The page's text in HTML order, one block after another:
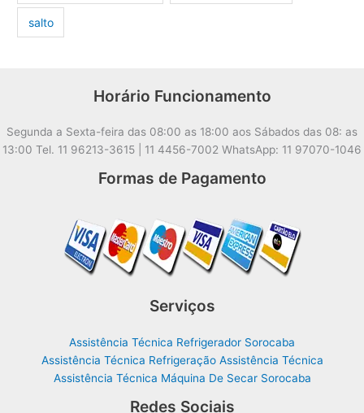
salto
Horário Funcionamento
Segunda a Sexta-feira das 08:00 as 18:00 aos Sábados das 08: as
13:00 Tel. 11 96213-3615 | 11 4456-7002 WhatsApp: 11 97070-1046
Formas de Pagamento
Serviços
Assistência Técnica Refrigerador Sorocaba
Assistência Técnica Refrigeração Assistência Técnica
Assistência Técnica Máquina De Secar Sorocaba
Redes Sociais